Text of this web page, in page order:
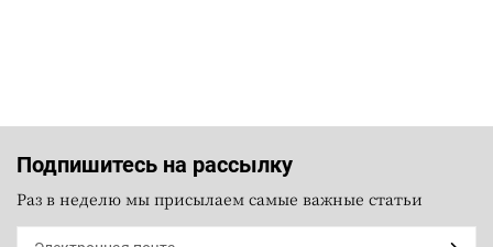
Подпишитесь на рассылку
Раз в неделю мы присылаем самые важные статьи